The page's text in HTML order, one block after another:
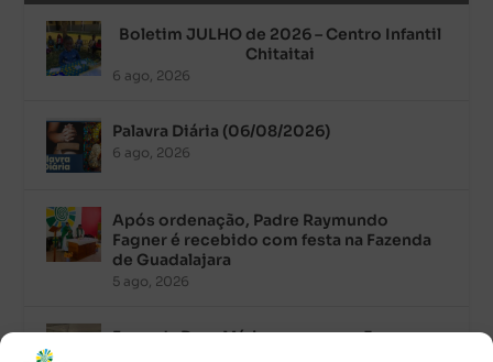
Boletim JULHO de 2026 – Centro Infantil
Chitaitai
6 ago, 2026
Palavra Diária (06/08/2026)
6 ago, 2026
Após ordenação, Padre Raymundo
Fagner é recebido com festa na Fazenda
de Guadalajara
5 ago, 2026
Fazenda Dom Mário comemora 5 anos